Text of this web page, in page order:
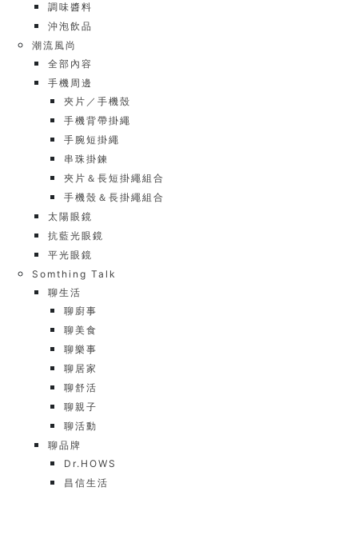
調味醬料
沖泡飲品
潮流風尚
全部內容
手機周邊
夾片／手機殼
手機背帶掛繩
手腕短掛繩
串珠掛鍊
夾片＆長短掛繩組合
手機殼＆長掛繩組合
太陽眼鏡
抗藍光眼鏡
平光眼鏡
Somthing Talk
聊生活
聊廚事
聊美食
聊樂事
聊居家
聊舒活
聊親子
聊活動
聊品牌
Dr.HOWS
昌信生活